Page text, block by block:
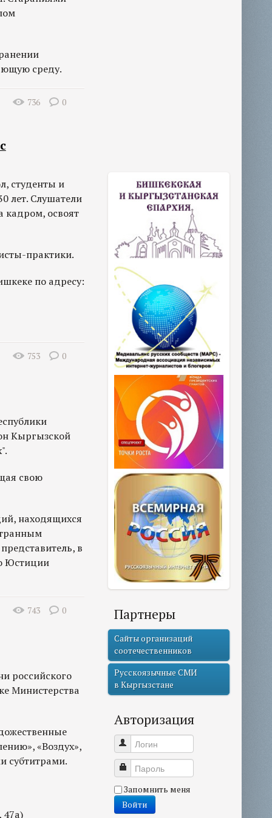
среду.
736 0
студенты и
лет. Слушатели
кадром, освоят
практики.
по адресу:
753 0
Кыргызской
свою
находящихся
в
Юстиции
743 0
российского
Министерства
«Воздух»,
субтитрами.
47а)
Партнеры
Сайты организаций
соотечественников
Русскоязычные СМИ
в Кыргызстане
Авторизация
Логин
Пароль
Запомнить меня
Войти